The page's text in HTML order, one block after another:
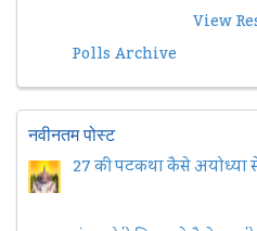
View
Polls Archive
नवीनतम पोस्ट
27 की पटकथा कैसे अयोध्या